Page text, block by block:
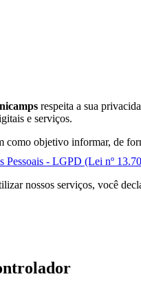
respeita a sua
e serviços.
como objetivo informar, de
Pessoais - LGPD (Lei nº
nossos serviços, você